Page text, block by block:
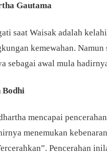
Gautama
saat Waisak adalah
kemewahan.
sebagai awal mula
Bodhi
mencapai
menemukan
Pencerahan